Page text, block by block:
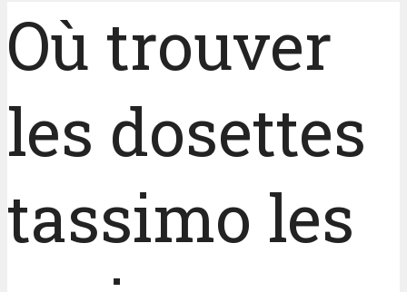
Où trouver
les dosettes
tassimo les